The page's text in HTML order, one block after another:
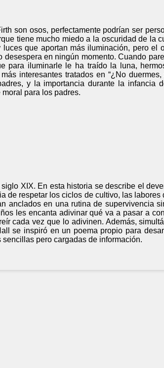
son osos, perfectamente podrían ser
tiene mucho miedo a la oscuridad de la
que aportan más iluminación, pero el
en ningún momento. Cuando
para iluminarle le ha traído la luna,
interesantes tratados en “¿No duermes,
y la importancia durante la infancia
para los padres.
XIX. En esta historia se describe el
de respetar los ciclos de cultivo, las labores
anclados en una rutina de supervivencia
les encanta adivinar qué va a pasar a
cada vez que lo adivinen. Además,
se inspiró en un poema propio para
pero cargadas de información.